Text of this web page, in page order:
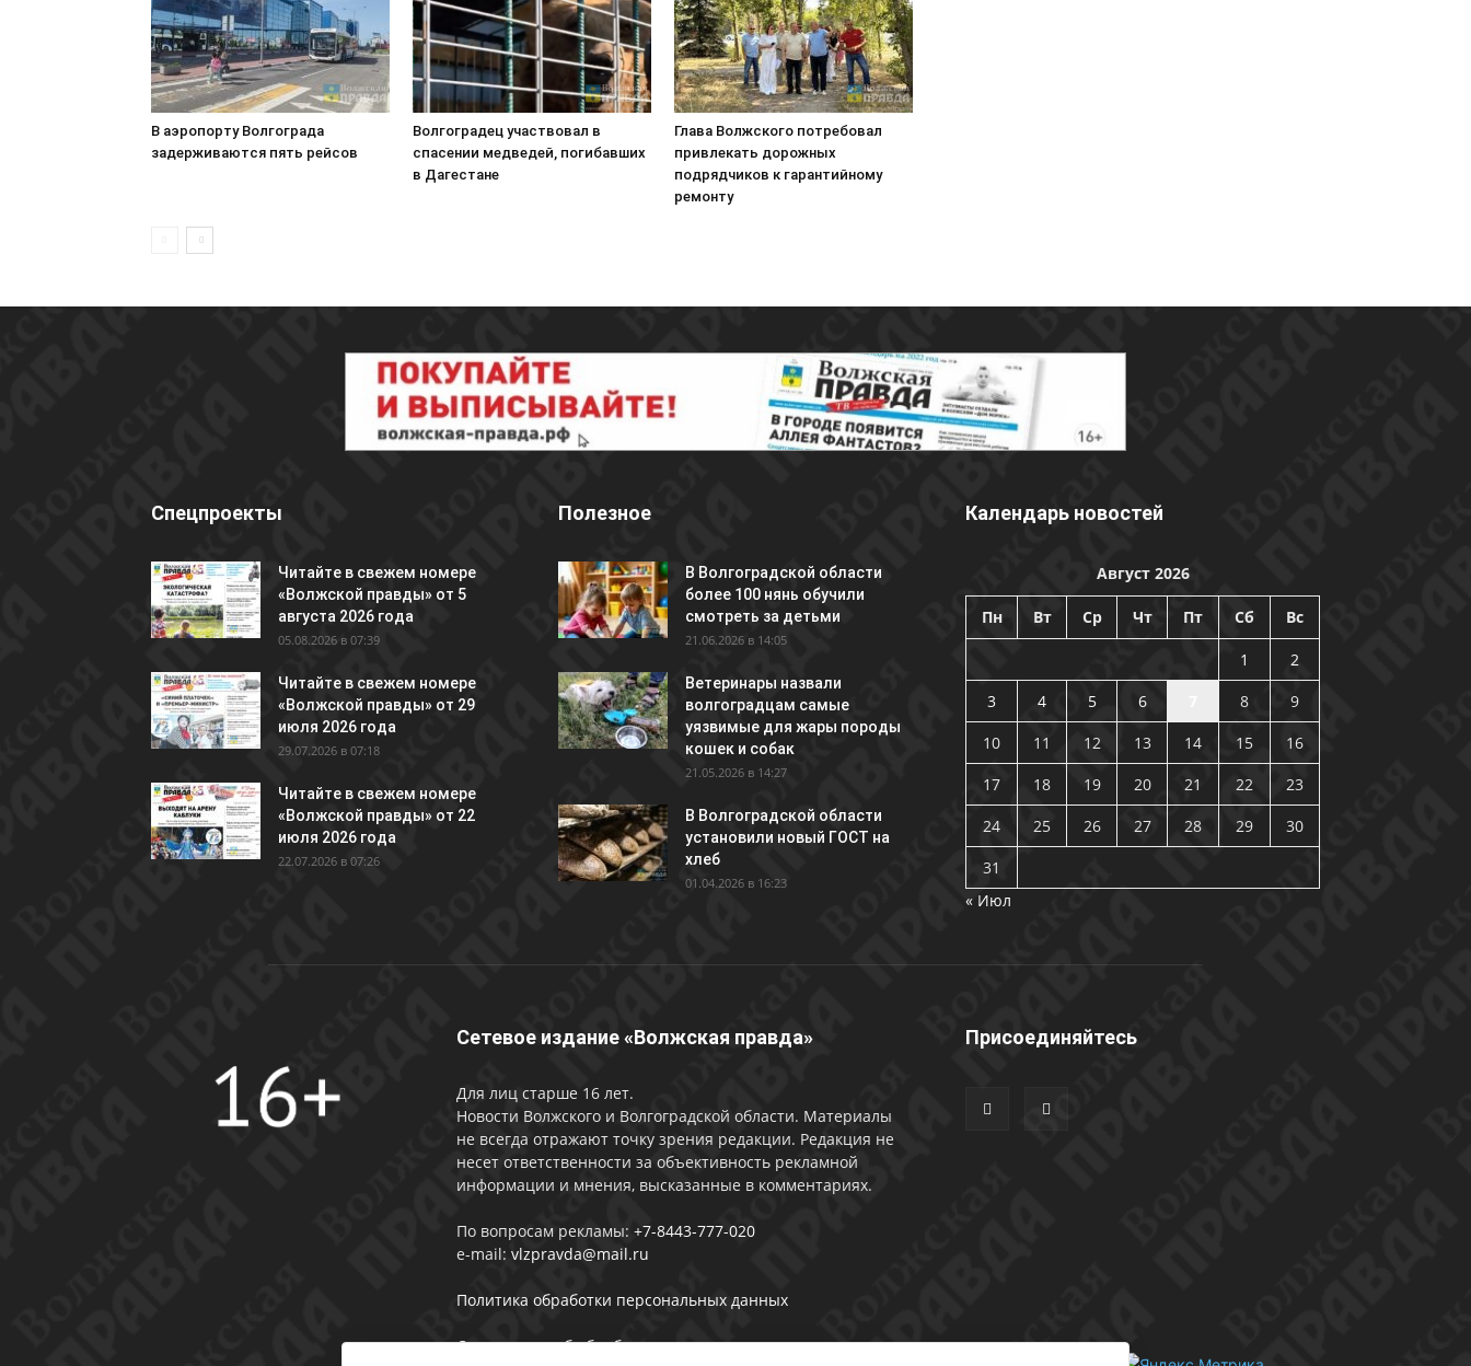
В аэропорту Волгограда
задерживаются пять рейсов
Волгоградец участвовал в
спасении медведей, погибавших
в Дагестане
Глава Волжского потребовал
привлекать дорожных
подрядчиков к гарантийному
ремонту
Спецпроекты
Читайте в свежем номере
«Волжской правды» от 5
августа 2026 года
05.08.2026 в 07:39
Читайте в свежем номере
«Волжской правды» от 29
июля 2026 года
29.07.2026 в 07:18
Читайте в свежем номере
«Волжской правды» от 22
июля 2026 года
22.07.2026 в 07:26
Полезное
В Волгоградской области
более 100 нянь обучили
смотреть за детьми
21.06.2026 в 14:05
Ветеринары назвали
волгоградцам самые
уязвимые для жары породы
кошек и собак
21.05.2026 в 14:27
В Волгоградской области
установили новый ГОСТ на
хлеб
01.04.2026 в 16:23
Календарь новостей
Август 2026
Пн Вт Ср Чт Пт Сб Вс
1
2
3
4 5 6 8
9
10
11 12 13 14 15
16
17
18 19 20 21 22
23
24
25 26 27 28 29
30
31
« Июл
Сетевое издание «Волжская правда»
Для лиц старше 16 лет.
Новости Волжского и Волгоградской области. Материалы
не всегда отражают точку зрения редакции. Редакция не
несет ответственности за объективность рекламной
информации и мнения, высказанные в комментариях.
По вопросам рекламы: +7-8443-777-020
e-mail: vlzpravda@mail.ru
Политика обработки персональных данных
Соглашении об обработке персональных данных
Присоединяйтесь